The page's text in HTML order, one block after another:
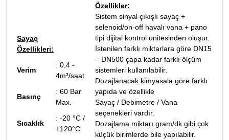
Sayaç
Özellikleri:
Verim
: 0,4 -
4m³/saat
Basınç
: 60 Bar
Max.
Sıcaklık
: -20 °C /
+120°C
Özellikler:
Sistem sinyal çıkışlı sayaç +
selenoid/on-off havalı vana + pano
tipi dijital kontrol ünitesinden oluşur.
İstenilen farklı miktarlara göre DN15
– DN500 çapa kadar farklı ölçüm
sistemleri kullanılabilir.
Dozajlanacak kimyasala göre farklı
yapıda ve özellikle
Sayaç / Debimetre / Vana
seçenekleri vardır.
Dozajlama miktarı gram/dk gibi çok
küçük birimlerde bile yapılabilir.